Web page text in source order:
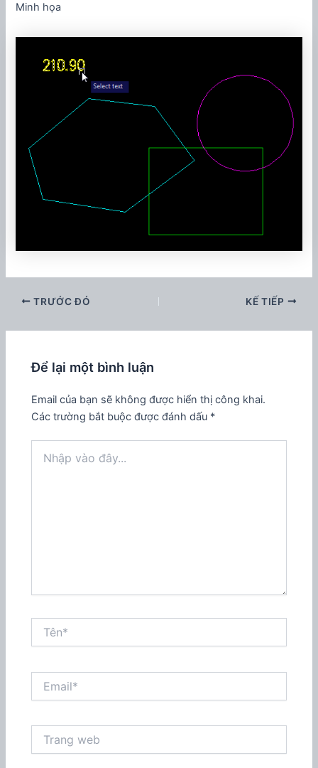
Minh họa
TRƯỚC ĐÓ KẾ TIẾP
Để lại một bình luận
Email của bạn sẽ không được hiển thị công khai.
Các trường bắt buộc được đánh dấu *
vào
web